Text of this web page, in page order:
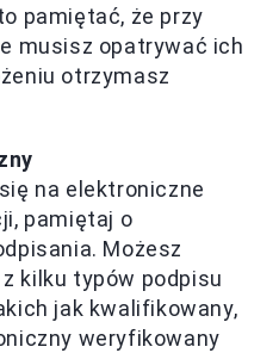
pamiętać, że przy
musisz opatrywać ich
otrzymasz
na elektroniczne
pamiętaj o
Możesz
kilku typów podpisu
jak kwalifikowany,
weryfikowany